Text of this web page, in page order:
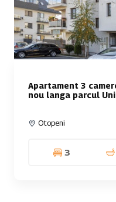
Apartament 3
nou langa parcul
Otopeni
3